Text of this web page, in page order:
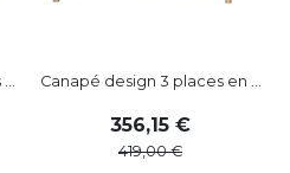
Canapé design 3 places en ...
356,15
419,00